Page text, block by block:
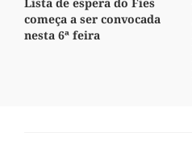
começa a ser convocada
nesta 6ª feira